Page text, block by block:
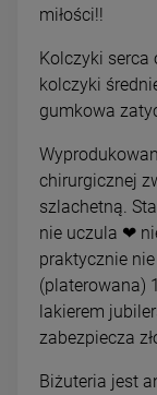
miłości!!
Kolczyki serca
kolczyki
gumkowa
chirurgicznej
szlachetną.
nie uczula ❤
praktycznie
(platerowana)
lakierem
zabezpiecza
Biżuteria jest